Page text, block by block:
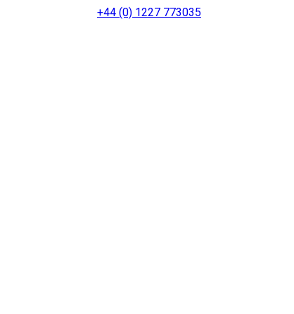
+44 (0) 1227 773035